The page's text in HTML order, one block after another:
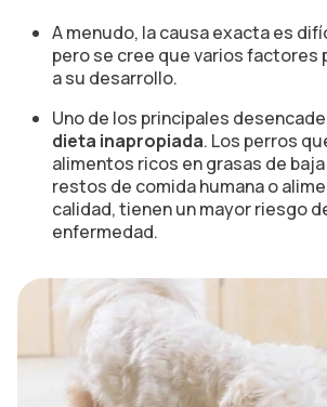
A menudo, la causa exacta es
pero se cree que varios factores
a su desarrollo.
Uno de los principales
dieta inapropiada. Los perros
alimentos ricos en grasas de
restos de comida humana o
calidad, tienen un mayor riesgo
enfermedad.